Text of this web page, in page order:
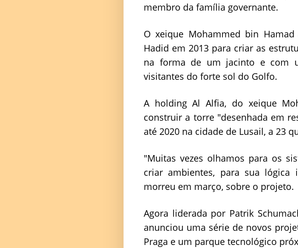
membro da família governante.
O xeique Mohammed bin
Hadid em 2013 para criar as
na forma de um jacinto e com
visitantes do forte sol do Golfo.
A holding Al Alfia, do xeique
construir a torre "desenhada em
até 2020 na cidade de Lusail, a 23
"Muitas vezes olhamos para os
criar ambientes, para sua lógica
morreu em março, sobre o projeto.
Agora liderada por Patrik
anunciou uma série de novos
Praga e um parque tecnológico